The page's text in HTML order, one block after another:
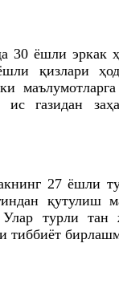
30 ёшли эркак
қизлари
ис газидан
27 ёшли
қутулиш
турли тан